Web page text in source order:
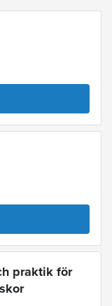
praktik för